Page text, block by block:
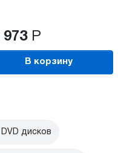
973 Р
В корзину
дисков